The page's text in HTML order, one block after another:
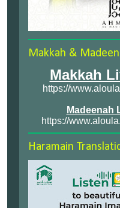
Makkah &
Makkah
https://
Madeenah
https://
Haramain